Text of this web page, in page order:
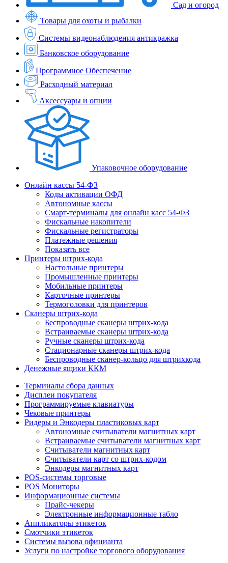
Сад и огород
Товары для охоты и рыбалки
Системы видеонаблюдения антикражка
Банковское оборудование
Программное Обеспечение
Расходный материал
Аксессуары и опции
Упаковочное оборудование
Онлайн кассы 54-ФЗ
Коды активации ОФД
Автономные кассы
Смарт-терминалы для онлайн касс 54-ФЗ
Фискальные накопители
Фискальные регистраторы
Платежные решения
Показать все
Принтеры штрих-кода
Настольные принтеры
Промышленные принтеры
Мобильные принтеры
Карточные принтеры
Термоголовки для принтеров
Сканеры штрих-кода
Беспроводные сканеры штрих-кода
Встраиваемые сканеры штрих-кода
Ручные сканеры штрих-кода
Стационарные сканеры штрих-кода
Беспроводные сканер-кольцо для штрихкода
Денежные ящики ККМ
Терминалы сбора данных
Дисплеи покупателя
Программируемые клавиатуры
Чековые принтеры
Ридеры и Энкодеры пластиковых карт
Автономные считыватели магнитных карт
Встраиваемые считыватели магнитных карт
Считыватели магнитных карт
Считыватели карт со штрих-кодом
Энкодеры магнитных карт
POS-системы торговые
POS Мониторы
Информационные системы
Прайс-чекеры
Электронные информационные табло
Аппликаторы этикеток
Смотчики этикеток
Системы вызова официанта
Услуги по настройке торгового оборудования